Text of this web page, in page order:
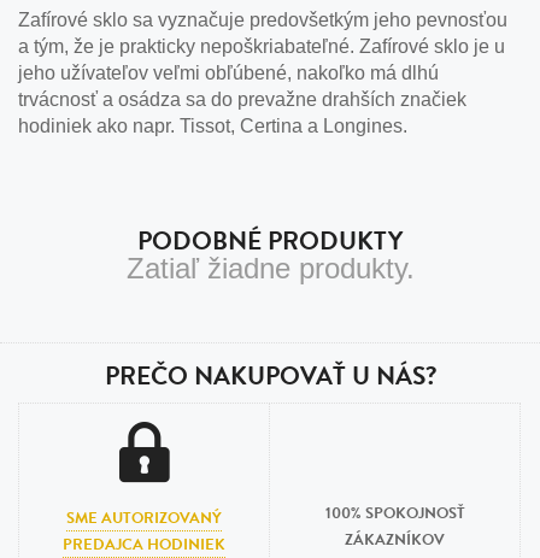
Zafírové sklo sa vyznačuje predovšetkým jeho pevnosťou
a tým, že je prakticky nepoškriabateľné. Zafírové sklo je u
jeho užívateľov veľmi obľúbené, nakoľko má dlhú
trvácnosť a osádza sa do prevažne drahších značiek
hodiniek ako napr. Tissot, Certina a Longines.
PODOBNÉ PRODUKTY
Zatiaľ žiadne produkty.
PREČO NAKUPOVAŤ U NÁS?
SME AUTORIZOVANÝ
PREDAJCA HODINIEK
100% SPOKOJNOSŤ
ZÁKAZNÍKOV